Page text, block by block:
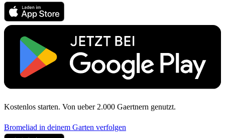
Kostenlos starten. Von ueber 2.000 Gaertnern genutzt.
Bromeliad in deinem Garten verfolgen